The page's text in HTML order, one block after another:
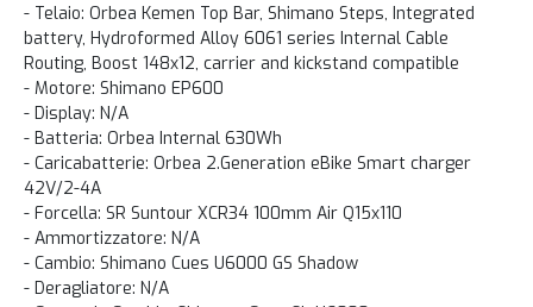
- Telaio: Orbea Kemen Top Bar, Shimano Steps, Integrated
battery, Hydroformed Alloy 6061 series Internal Cable
Routing, Boost 148x12, carrier and kickstand compatible
- Motore: Shimano EP600
- Display: N/A
- Batteria: Orbea Internal 630Wh
- Caricabatterie: Orbea 2.Generation eBike Smart charger
42V/2-4A
- Forcella: SR Suntour XCR34 100mm Air Q15x110
- Ammortizzatore: N/A
- Cambio: Shimano Cues U6000 GS Shadow
- Deragliatore: N/A